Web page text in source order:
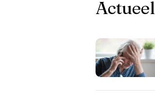
Actueel